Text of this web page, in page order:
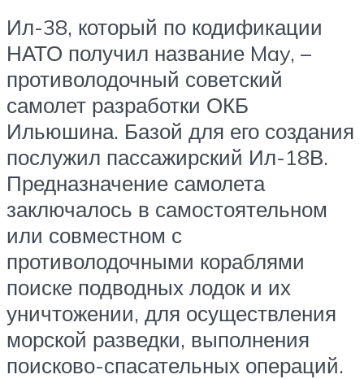
Ил-38, который по кодификации
НАТО получил название May, –
противолодочный советский
самолет разработки ОКБ
Ильюшина. Базой для его создания
послужил пассажирский Ил-18В.
Предназначение самолета
заключалось в самостоятельном
или совместном с
противолодочными кораблями
поиске подводных лодок и их
уничтожении, для осуществления
морской разведки, выполнения
поисково-спасательных операций.